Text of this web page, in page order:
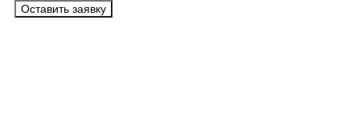
Оставить заявку